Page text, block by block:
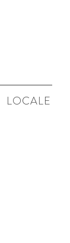
LOCALE